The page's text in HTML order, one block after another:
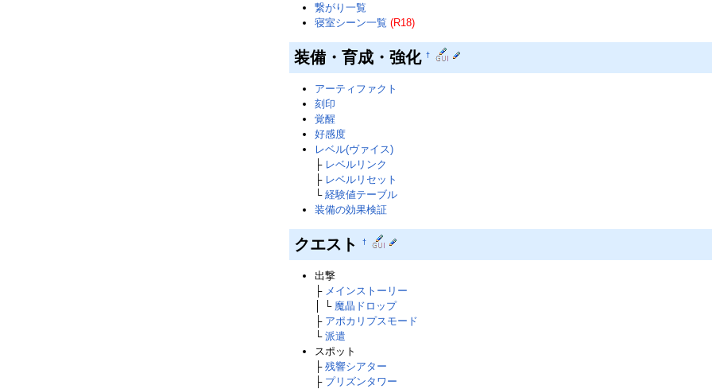
繋がり一覧
寝室シーン一覧 (R18)
装備・育成・強化 †
アーティファクト
刻印
覚醒
好感度
レベル(ヴァイス)
├ レベルリンク
├ レベルリセット
└ 経験値テーブル
装備の効果検証
クエスト †
出撃
├ メインストーリー
│ └ 魔晶ドロップ
├ アポカリプスモード
└ 派遣
スポット
├ 残響シアター
├ プリズンタワー